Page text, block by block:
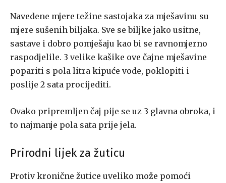
Navedene mjere težine sastojaka za mješavinu su
mjere sušenih biljaka. Sve se biljke jako usitne,
sastave i dobro pomješaju kao bi se ravnomjerno
raspodjelile. 3 velike kašike ove čajne mješavine
popariti s pola litra kipuće vode, poklopiti i
poslije 2 sata procijediti.
Ovako pripremljen čaj pije se uz 3 glavna obroka, i
to najmanje pola sata prije jela.
Prirodni lijek za žuticu
Protiv kronične žutice uveliko može pomoći